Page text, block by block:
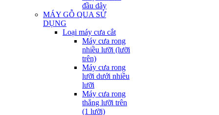
đầu dây
MÁY GỖ QUA SỬ
DỤNG
Loại máy cưa cắt
Máy cưa rong
nhiều lưỡi (lưỡi
trên)
Máy cưa rong
lưỡi dưới nhiều
lưỡi
Máy cưa rong
thẳng lưỡi trên
(1 lưỡi)